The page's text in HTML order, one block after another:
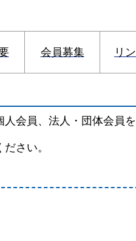
会員募集 リ
会員、法人・団体会員
さい。